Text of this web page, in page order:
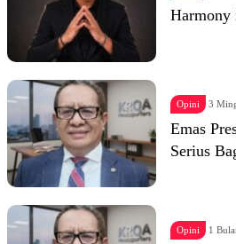
Harmony
Opini 3
Emas
Serius
Opini 1